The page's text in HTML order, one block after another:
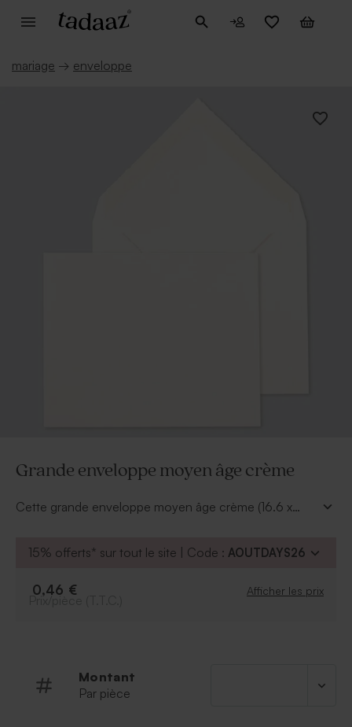
mariage → enveloppe
Grande enveloppe moyen âge crème
Cette grande enveloppe moyen âge crème (16.6 x
15% offerts* sur tout le site | Code : AOUTDAYS26
0,46 € Afficher les prix
Montant
Par pièce